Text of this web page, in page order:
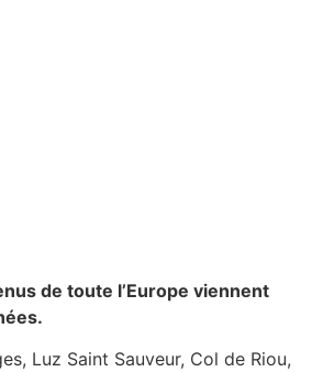
de toute l’Europe viennent
Luz Saint Sauveur, Col de Riou,